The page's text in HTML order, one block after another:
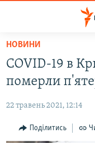
Перейти
основного
матеріалу
до
навігації
ВІДЕО ТА ФОТО
ПОЛІТИКА
БЛОГИ
НОВИНИ
COVID-19 в
померли
22 травень 2021, 12:14
Поділитись